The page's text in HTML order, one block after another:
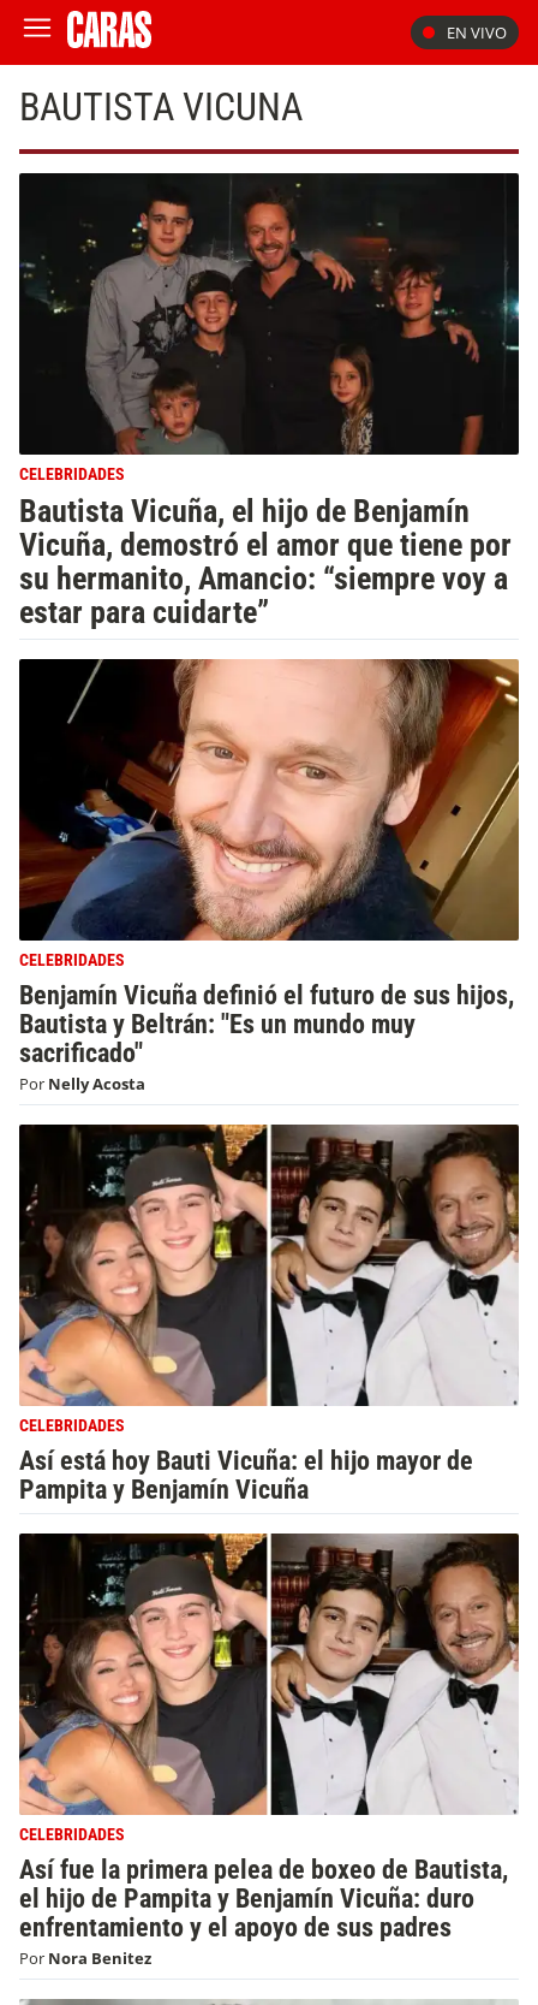
EN VIVO
BAUTISTA VICUNA
CELEBRIDADES
Bautista Vicuña, el hijo de Benjamín
Vicuña, demostró el amor que tiene por
su hermanito, Amancio: “siempre voy a
estar para cuidarte”
CELEBRIDADES
Benjamín Vicuña definió el futuro de sus hijos,
Bautista y Beltrán: "Es un mundo muy
sacrificado"
Por Nelly Acosta
CELEBRIDADES
Así está hoy Bauti Vicuña: el hijo mayor de
Pampita y Benjamín Vicuña
CELEBRIDADES
Así fue la primera pelea de boxeo de Bautista,
el hijo de Pampita y Benjamín Vicuña: duro
enfrentamiento y el apoyo de sus padres
Por Nora Benitez